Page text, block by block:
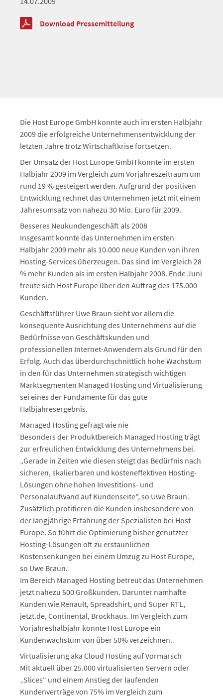
Download Pressemitteilung
Die Host Europe GmbH konnte auch im ersten Halbjahr
2009 die erfolgreiche Unternehmensentwicklung der
letzten Jahre trotz Wirtschaftkrise fortsetzen.
Der Umsatz der Host Europe GmbH konnte im ersten
Halbjahr 2009 im Vergleich zum Vorjahreszeitraum um
rund 19 % gesteigert werden. Aufgrund der positiven
Entwicklung rechnet das Unternehmen jetzt mit einem
Jahresumsatz von nahezu 30 Mio. Euro für 2009.
Besseres Neukundengeschäft als 2008
Insgesamt konnte das Unternehmen im ersten
Halbjahr 2009 mehr als 10.000 neue Kunden von ihren
Hosting-Services überzeugen. Das sind im Vergleich 28
% mehr Kunden als im ersten Halbjahr 2008. Ende Juni
freute sich Host Europe über den Auftrag des 175.000
Kunden.
Geschäftsführer Uwe Braun sieht vor allem die
konsequente Ausrichtung des Unternehmens auf die
Bedürfnisse von Geschäftskunden und
professionellen Internet-Anwendern als Grund für den
Erfolg. Auch das überdurchschnittlich hohe Wachstum
in den für das Unternehmen strategisch wichtigen
Marktsegmenten Managed Hosting und Virtualisierung
sei eines der Fundamente für das gute
Halbjahresergebnis.
Managed Hosting gefragt wie nie
Besonders der Produktbereich Managed Hosting trägt
zur erfreulichen Entwicklung des Unternehmens bei.
„Gerade in Zeiten wie diesen steigt das Bedürfnis nach
sicheren, skalierbaren und kosteneffektiven Hosting-
Lösungen ohne hohen Investitions- und
Personalaufwand auf Kundenseite", so Uwe Braun.
Zusätzlich profitieren die Kunden insbesondere von
der langjährige Erfahrung der Spezialisten bei Host
Europe. So führt die Optimierung bisher genutzter
Hosting-Lösungen oft zu erstaunlichen
Kostensenkungen bei einem Umzug zu Host Europe,
so Uwe Braun.
Im Bereich Managed Hosting betreut das Unternehmen
jetzt nahezu 500 Großkunden. Darunter namhafte
Kunden wie Renault, Spreadshirt, und Super RTL,
jetzt.de, Continental, Brockhaus. Im Vergleich zum
Vorjahreshalbjahr konnte Host Europe ein
Kundenwachstum von über 50% verzeichnen.
Virtualisierung aka Cloud Hosting auf Vormarsch
Mit aktuell über 25.000 virtualisierten Servern oder
„Slices“ und einem Anstieg der laufenden
Kundenverträge von 75% im Vergleich zum